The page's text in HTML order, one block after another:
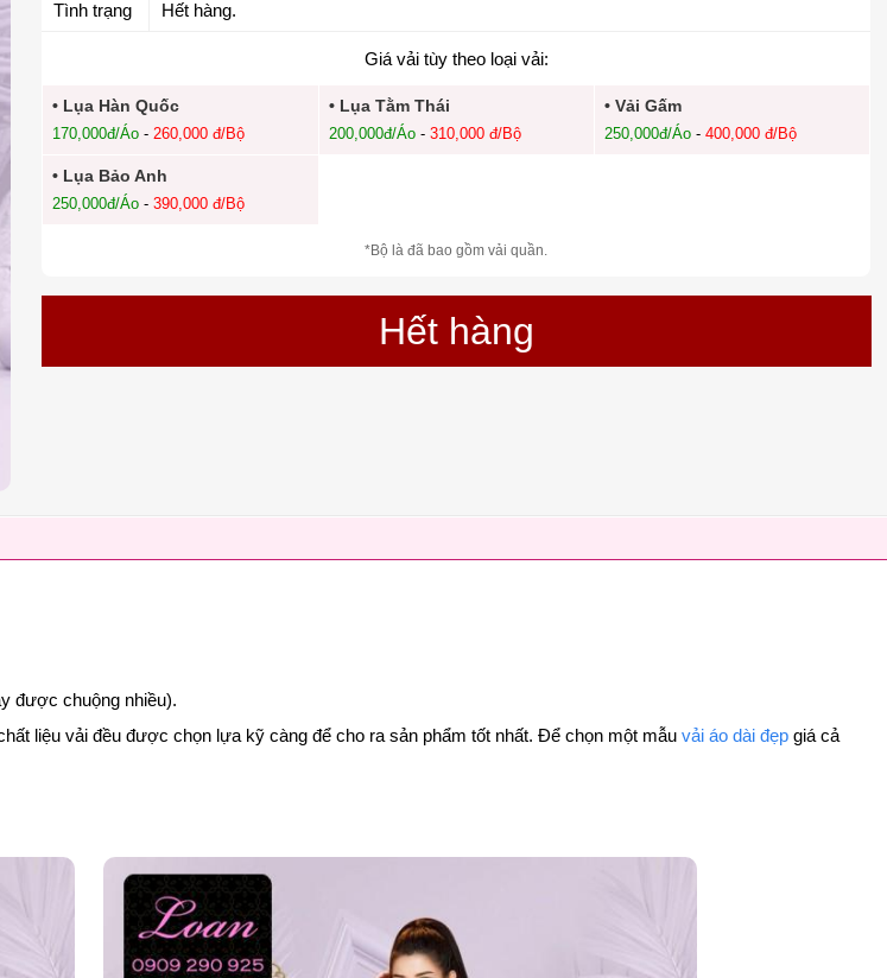
Tình trạng Hết hàng.
Giá vải tùy theo loại vải:
• Lụa Hàn Quốc
170,000đ/Áo -260,000 đ/Bộ
• Lụa Tằm Thái
200,000đ/Áo- 310,000 đ/Bộ
• Vải Gấm
250,000đ/Áo -400,000 đ/Bộ
• Lụa Bảo Anh
250,000đ/Áo -390,000 đ/Bộ
*Bộ là đã bao gồm vải quần.
Hết hàng
được chuộng nhiều).
liệu vải đều được chọn lựa kỹ càng để cho ra sản phẩm tốt nhất. Để chọn một mẫu vải áo dài đẹp giá cả